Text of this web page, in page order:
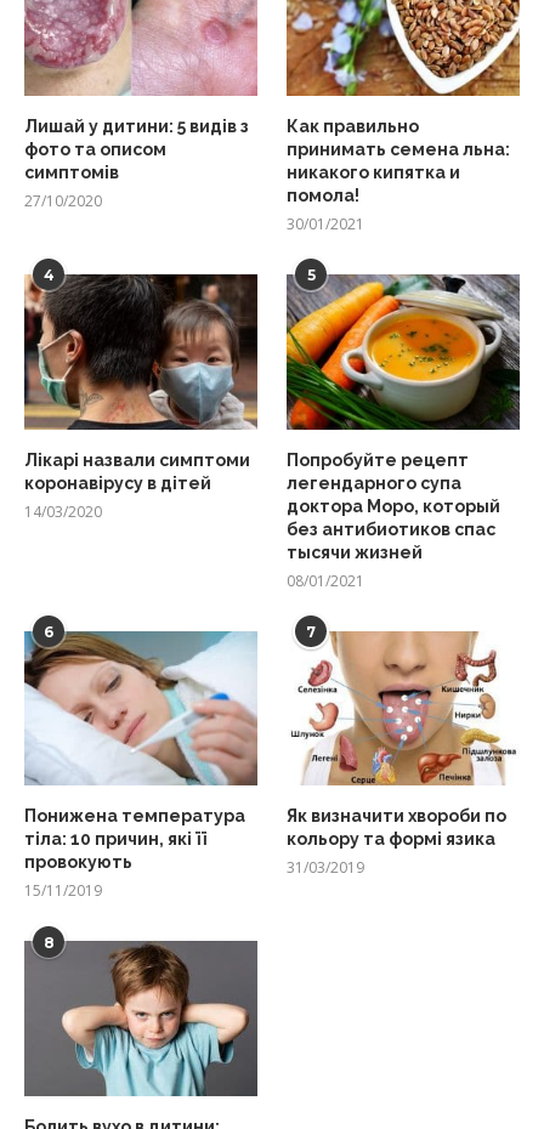
Лишай у дитини: 5 видів з
фото та описом
симптомів
27/10/2020
Как правильно
принимать семена льна:
никакого кипятка и
помола!
30/01/2021
4
Лікарі назвали симптоми
коронавірусу в дітей
14/03/2020
5
Попробуйте рецепт
легендарного супа
доктора Моро, который
без антибиотиков спас
тысячи жизней
08/01/2021
6
Понижена температура
тіла: 10 причин, які її
провокують
15/11/2019
7
Як визначити хвороби по
кольору та формі язика
31/03/2019
8